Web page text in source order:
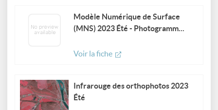
Modèle Numérique de Surface
(MNS) 2023 Été - Photogramm...
Voir la fiche
Infrarouge des orthophotos 2023
Été